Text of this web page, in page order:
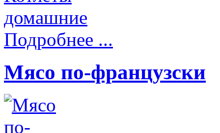
Подробнее ...
Мясо по-французски